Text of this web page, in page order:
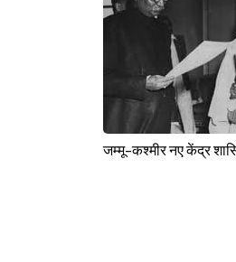
जम्मू-कश्मीर नए केंद्र